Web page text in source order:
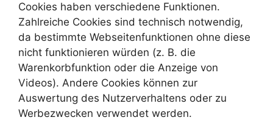
Cookies haben verschiedene Funktionen.
Zahlreiche Cookies sind technisch notwendig,
da bestimmte Webseitenfunktionen ohne diese
nicht funktionieren würden (z. B. die
Warenkorbfunktion oder die Anzeige von
Videos). Andere Cookies können zur
Auswertung des Nutzerverhaltens oder zu
Werbezwecken verwendet werden.